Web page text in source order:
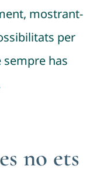
mostrant-
per
has
no ets